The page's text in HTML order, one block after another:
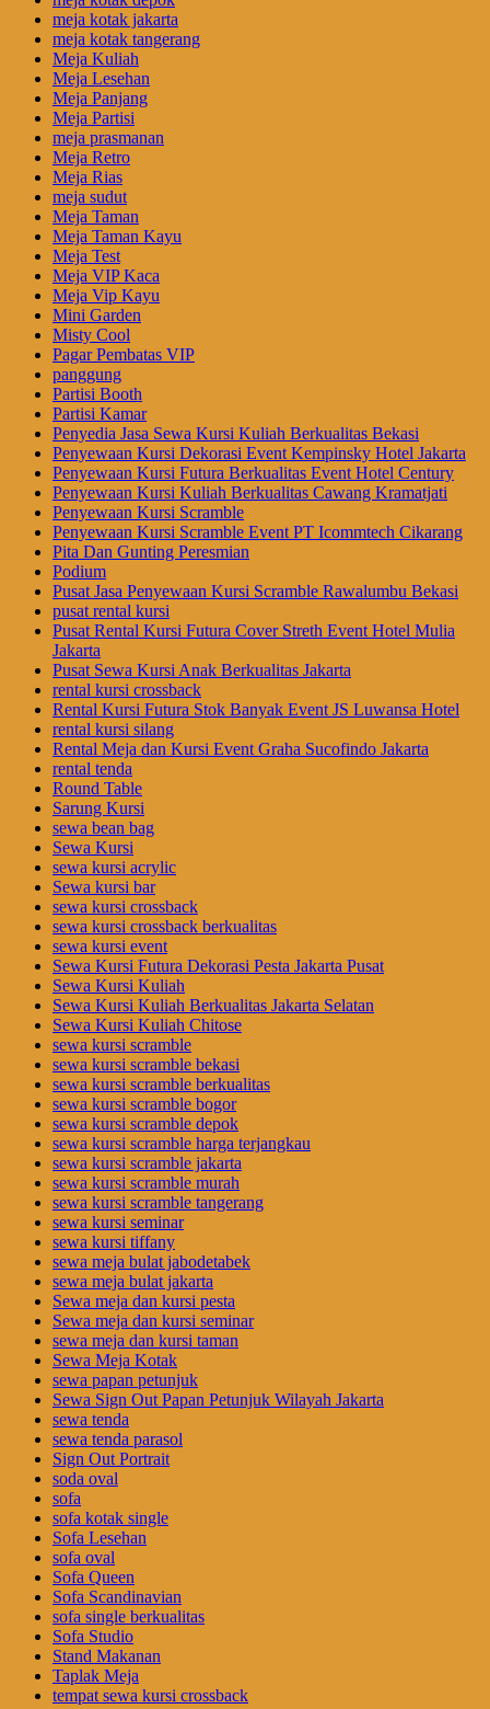
meja kotak jakarta
meja kotak tangerang
Meja Kuliah
Meja Lesehan
Meja Panjang
Meja Partisi
meja prasmanan
Meja Retro
Meja Rias
meja sudut
Meja Taman
Meja Taman Kayu
Meja Test
Meja VIP Kaca
Meja Vip Kayu
Mini Garden
Misty Cool
Pagar Pembatas VIP
panggung
Partisi Booth
Partisi Kamar
Penyedia Jasa Sewa Kursi Kuliah Berkualitas Bekasi
Penyewaan Kursi Dekorasi Event Kempinsky Hotel Jakarta
Penyewaan Kursi Futura Berkualitas Event Hotel Century
Penyewaan Kursi Kuliah Berkualitas Cawang Kramatjati
Penyewaan Kursi Scramble
Penyewaan Kursi Scramble Event PT Icommtech Cikarang
Pita Dan Gunting Peresmian
Podium
Pusat Jasa Penyewaan Kursi Scramble Rawalumbu Bekasi
pusat rental kursi
Pusat Rental Kursi Futura Cover Streth Event Hotel Mulia
Jakarta
Pusat Sewa Kursi Anak Berkualitas Jakarta
rental kursi crossback
Rental Kursi Futura Stok Banyak Event JS Luwansa Hotel
rental kursi silang
Rental Meja dan Kursi Event Graha Sucofindo Jakarta
rental tenda
Round Table
Sarung Kursi
sewa bean bag
Sewa Kursi
sewa kursi acrylic
Sewa kursi bar
sewa kursi crossback
sewa kursi crossback berkualitas
sewa kursi event
Sewa Kursi Futura Dekorasi Pesta Jakarta Pusat
Sewa Kursi Kuliah
Sewa Kursi Kuliah Berkualitas Jakarta Selatan
Sewa Kursi Kuliah Chitose
sewa kursi scramble
sewa kursi scramble bekasi
sewa kursi scramble berkualitas
sewa kursi scramble bogor
sewa kursi scramble depok
sewa kursi scramble harga terjangkau
sewa kursi scramble jakarta
sewa kursi scramble murah
sewa kursi scramble tangerang
sewa kursi seminar
sewa kursi tiffany
sewa meja bulat jabodetabek
sewa meja bulat jakarta
Sewa meja dan kursi pesta
Sewa meja dan kursi seminar
sewa meja dan kursi taman
Sewa Meja Kotak
sewa papan petunjuk
Sewa Sign Out Papan Petunjuk Wilayah Jakarta
sewa tenda
sewa tenda parasol
Sign Out Portrait
soda oval
sofa
sofa kotak single
Sofa Lesehan
sofa oval
Sofa Queen
Sofa Scandinavian
sofa single berkualitas
Sofa Studio
Stand Makanan
Taplak Meja
tempat sewa kursi crossback